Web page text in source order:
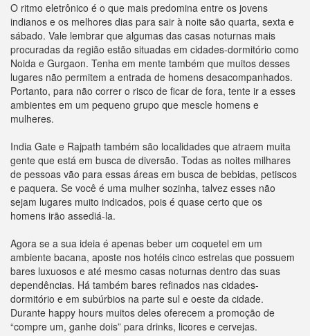
O ritmo eletrônico é o que mais predomina entre os jovens
indianos e os melhores dias para sair à noite são quarta, sexta e
sábado. Vale lembrar que algumas das casas noturnas mais
procuradas da região estão situadas em cidades-dormitório como
Noida e Gurgaon. Tenha em mente também que muitos desses
lugares não permitem a entrada de homens desacompanhados.
Portanto, para não correr o risco de ficar de fora, tente ir a esses
ambientes em um pequeno grupo que mescle homens e
mulheres.
India Gate e Rajpath também são localidades que atraem muita
gente que está em busca de diversão. Todas as noites milhares
de pessoas vão para essas áreas em busca de bebidas, petiscos
e paquera. Se você é uma mulher sozinha, talvez esses não
sejam lugares muito indicados, pois é quase certo que os
homens irão assediá-la.
Agora se a sua ideia é apenas beber um coquetel em um
ambiente bacana, aposte nos hotéis cinco estrelas que possuem
bares luxuosos e até mesmo casas noturnas dentro das suas
dependências. Há também bares refinados nas cidades-
dormitório e em subúrbios na parte sul e oeste da cidade.
Durante happy hours muitos deles oferecem a promoção de
“compre um, ganhe dois” para drinks, licores e cervejas.